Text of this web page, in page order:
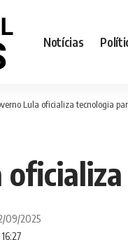
Notícias
Lula oficializa tecnologia
09/2025